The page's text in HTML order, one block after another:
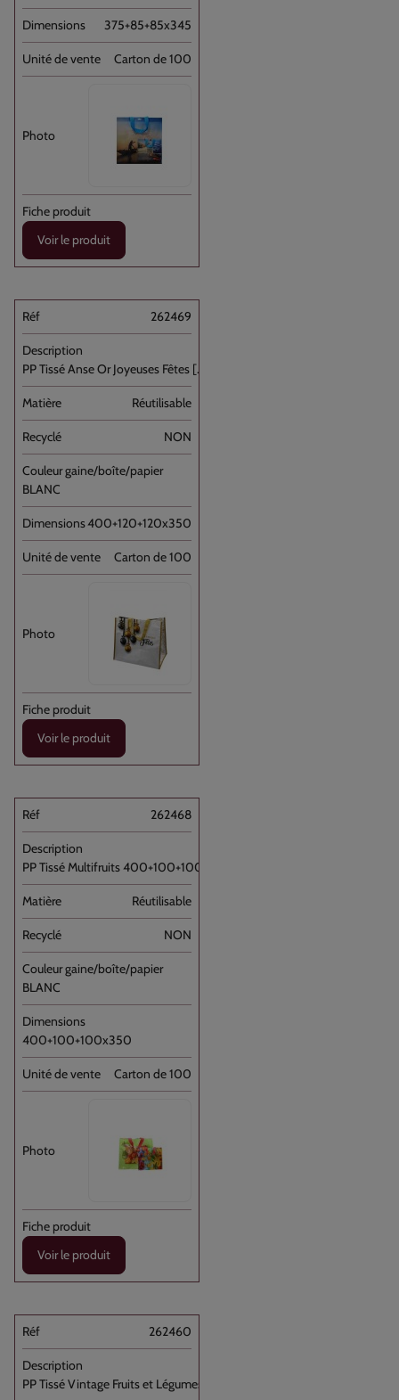
375+85+85x345
Carton de 100
Voir le produit
262469
PP Tissé Anse Or Joyeuses Fêtes [...]
Réutilisable
NON
BLANC
400+120+120x350
Carton de 100
Voir le produit
262468
PP Tissé Multifruits 400+100+100x350 //100
Réutilisable
NON
BLANC
400+100+100x350
Carton de 100
Voir le produit
262460
PP Tissé Vintage Fruits et Légumes [...]